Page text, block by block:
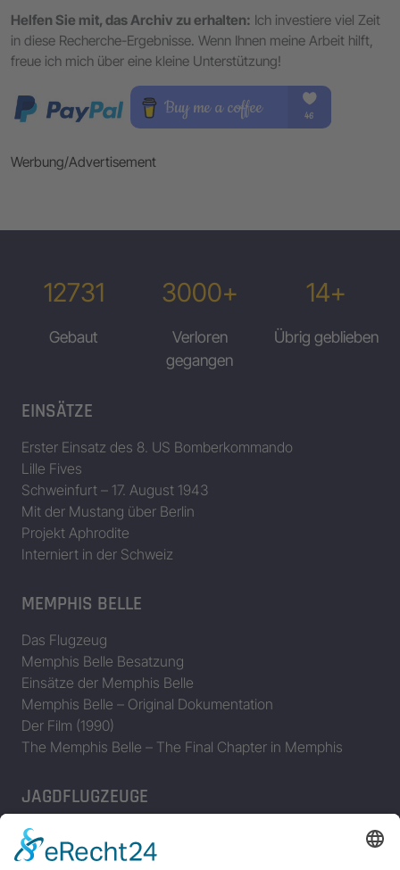
Helfen Sie mit, das Archiv zu erhalten: Ich investiere viel Zeit
in diese Recherche-Ergebnisse. Wenn Ihnen meine Arbeit hilft,
freue ich mich über eine kleine Unterstützung!
Werbung/Advertisement
12731
Gebaut
3000+
Verloren
gegangen
14+
Übrig geblieben
EINSÄTZE
Erster Einsatz des 8. US Bomberkommando
Lille Fives
Schweinfurt – 17. August 1943
Mit der Mustang über Berlin
Projekt Aphrodite
Interniert in der Schweiz
MEMPHIS BELLE
Das Flugzeug
Memphis Belle Besatzung
Einsätze der Memphis Belle
Memphis Belle – Original Dokumentation
Der Film (1990)
The Memphis Belle – The Final Chapter in Memphis
JAGDFLUGZEUGE
Bomber-Geleitschutz
Tuskeegee Airmen